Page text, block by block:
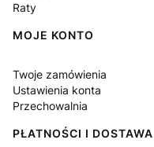
Raty
MOJE KONTO
Twoje zamówienia
Ustawienia konta
Przechowalnia
PŁATNOŚCI I DOSTAWA